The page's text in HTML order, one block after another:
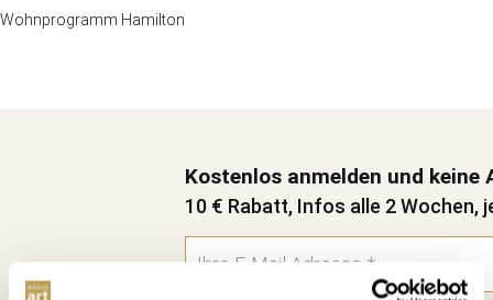
Wohnprogramm Hamilton
Kostenlos anmelden und keine
10 € Rabatt, Infos alle 2 Wochen,